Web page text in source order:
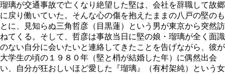
瑠璃が交通事故で亡くなり絶望した堅は、会社を辞職して故郷
に戻り働いていた。そんな心の傷を抱えたままの八戸の堅のも
とに、見知らぬ三角哲彦（目黒蓮）という男が東京から突然訪
ねてくる。そして、哲彦は事故当日に堅の娘・瑠璃が全く面識
のない自分に会いたいと連絡してきたことを告げながら、彼が
大学生の頃の１９８０年（堅と梢が結婚した年）に偶然出会
い、自分が狂おしいほど愛した『瑠璃』（有村架純）という女